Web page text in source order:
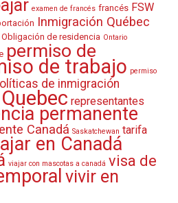
examen de francés francés FSW
Inmigración Québec
Obligación de residencia Ontario
permiso de
de trabajo permiso
de inmigración
Quebec representantes
permanente
Canadá Saskatchewan tarifa
en Canadá
viajar con mascotas a canadá visa de
vivir en